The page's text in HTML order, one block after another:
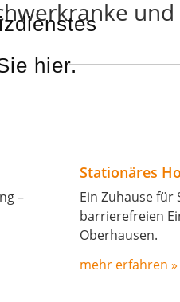
hier.
–
Stationäres
Ein Zuhause für
barrierefreien
Oberhausen.
mehr erfahren »